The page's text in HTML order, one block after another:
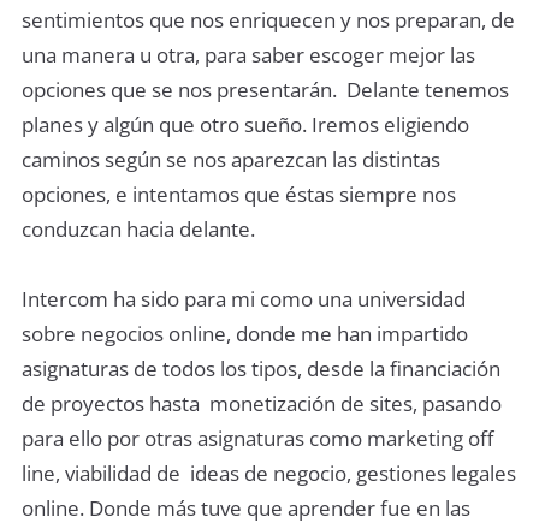
sentimientos que nos enriquecen y nos preparan, de
una manera u otra, para saber escoger mejor las
opciones que se nos presentarán. Delante tenemos
planes y algún que otro sueño. Iremos eligiendo
caminos según se nos aparezcan las distintas
opciones, e intentamos que éstas siempre nos
conduzcan hacia delante.
Intercom ha sido para mi como una universidad
sobre negocios online, donde me han impartido
asignaturas de todos los tipos, desde la financiación
de proyectos hasta monetización de sites, pasando
para ello por otras asignaturas como marketing off
line, viabilidad de ideas de negocio, gestiones legales
online. Donde más tuve que aprender fue en las